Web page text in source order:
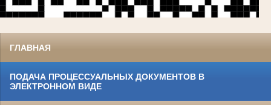
ГЛАВНАЯ
ПОДАЧА ПРОЦЕССУАЛЬНЫХ ДОКУМЕНТОВ В
ЭЛЕКТРОННОМ ВИДЕ